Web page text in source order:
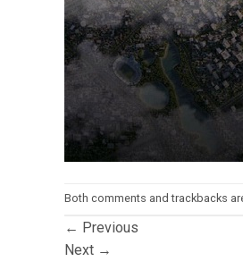
Both comments and trackbacks
← Previous
Next →